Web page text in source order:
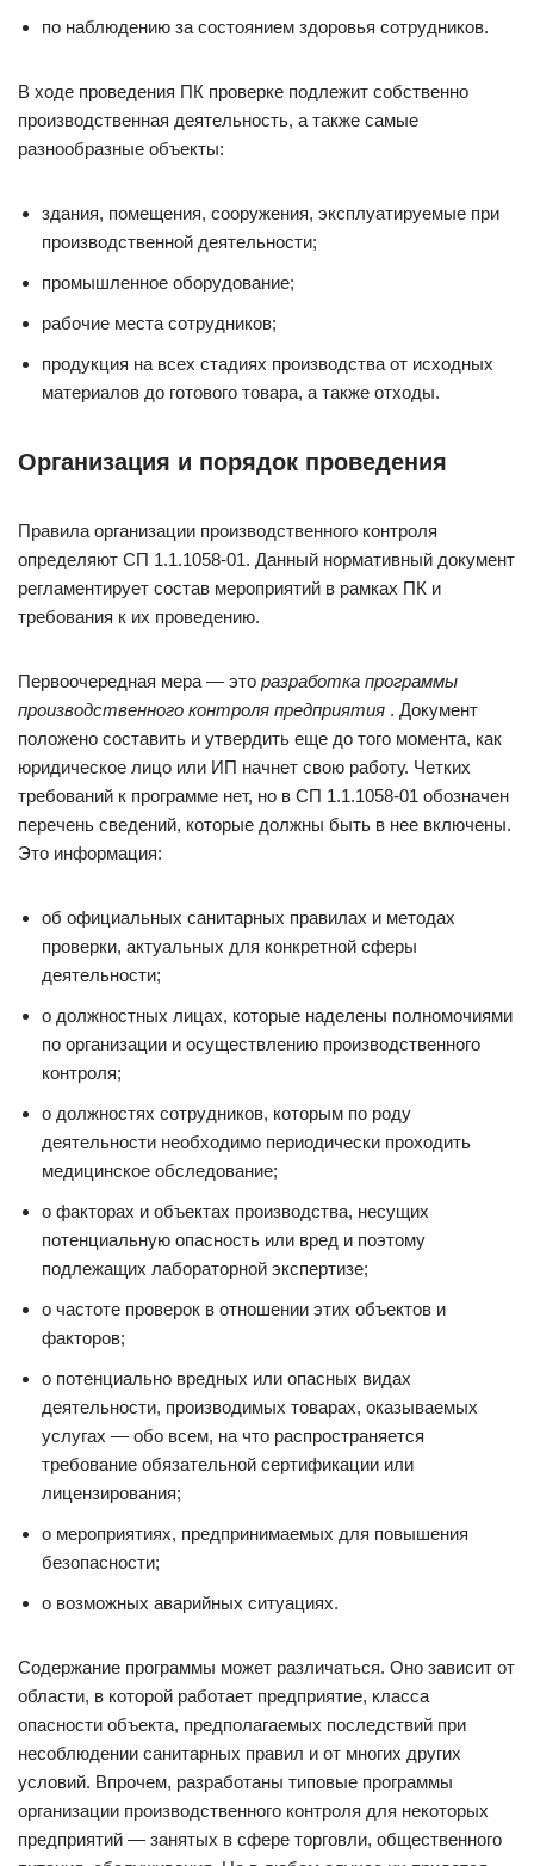
по наблюдению за состоянием здоровья сотрудников.
В ходе проведения ПК проверке подлежит собственно
производственная деятельность, а также самые
разнообразные объекты:
здания, помещения, сооружения, эксплуатируемые при
производственной деятельности;
промышленное оборудование;
рабочие места сотрудников;
продукция на всех стадиях производства от исходных
материалов до готового товара, а также отходы.
Организация и порядок проведения
Правила организации производственного контроля
определяют СП 1.1.1058-01. Данный нормативный документ
регламентирует состав мероприятий в рамках ПК и
требования к их проведению.
Первоочередная мера — это разработка программы
производственного контроля предприятия . Документ
положено составить и утвердить еще до того момента, как
юридическое лицо или ИП начнет свою работу. Четких
требований к программе нет, но в СП 1.1.1058-01 обозначен
перечень сведений, которые должны быть в нее включены.
Это информация:
об официальных санитарных правилах и методах
проверки, актуальных для конкретной сферы
деятельности;
о должностных лицах, которые наделены полномочиями
по организации и осуществлению производственного
контроля;
о должностях сотрудников, которым по роду
деятельности необходимо периодически проходить
медицинское обследование;
о факторах и объектах производства, несущих
потенциальную опасность или вред и поэтому
подлежащих лабораторной экспертизе;
о частоте проверок в отношении этих объектов и
факторов;
о потенциально вредных или опасных видах
деятельности, производимых товарах, оказываемых
услугах — обо всем, на что распространяется
требование обязательной сертификации или
лицензирования;
о мероприятиях, предпринимаемых для повышения
безопасности;
о возможных аварийных ситуациях.
Содержание программы может различаться. Оно зависит от
области, в которой работает предприятие, класса
опасности объекта, предполагаемых последствий при
несоблюдении санитарных правил и от многих других
условий. Впрочем, разработаны типовые программы
организации производственного контроля для некоторых
предприятий — занятых в сфере торговли, общественного